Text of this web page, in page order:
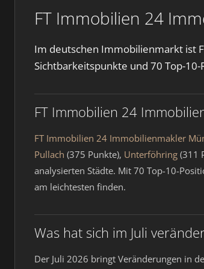
FT Immobilien 24
Im deutschen Immobilienmarkt ist
Sichtbarkeitspunkte und 70 Top-
FT Immobilien 24
FT Immobilien 24 Immobilienmakler
Pullach (375 Punkte), Unterföhring (311
analysierten Städte. Mit 70 Top-10-
am leichtesten finden.
Was hat sich im Juli
Der Juli 2026 bringt Veränderungen in